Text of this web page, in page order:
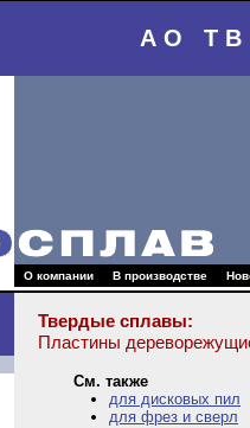
АО
О компании В производстве
Твердые сплавы:
Пластины
См. также
для дисковых пил
для фрез и сверл